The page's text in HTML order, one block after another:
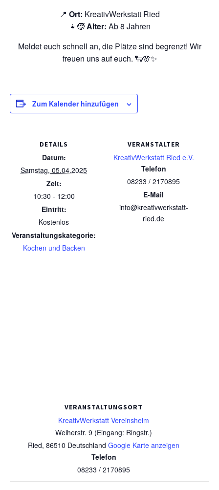
📍 Ort: KreativWerkstatt Ried
👧🧒Alter: Ab 8 Jahren
Meldet euch schnell an, die Plätze sind begrenzt! Wir
freuen uns auf euch. 🐑🌸✨
Zum Kalender hinzufügen
DETAILS
Datum:
Samstag, 05.04.2025
Zeit:
10:30 - 12:00
Eintritt:
Kostenlos
Veranstaltungskategorie:
Kochen und Backen
VERANSTALTER
KreativWerkstatt Ried e.V.
Telefon
08233 / 2170895
E-Mail
info@kreativwerkstatt-
ried.de
VERANSTALTUNGSORT
KreativWerkstatt Vereinsheim
Weiherstr. 9 (Eingang: Ringstr.)
Ried, 86510 Deutschland Google Karte anzeigen
Telefon
08233 / 2170895